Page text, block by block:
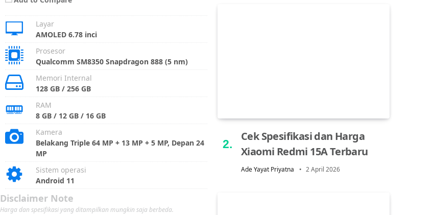
Layar
AMOLED 6.78 inci
Prosesor
Qualcomm SM8350 Snapdragon 888 (5 nm)
Memori Internal
128 GB / 256 GB
RAM
8 GB / 12 GB / 16 GB
Kamera
Belakang Triple 64 MP + 13 MP + 5 MP, Depan 24
MP
Sistem operasi
Android 11
Disclaimer Note
Harga dan spesifikasi yang ditampilkan mungkin saja berbeda.
Cek Spesifikasi dan Harga
Xiaomi Redmi 15A Terbaru
Ade Yayat Priyatna 2 April 2026